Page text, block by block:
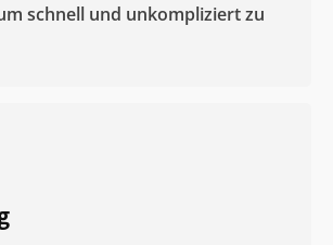
schnell und unkompliziert zu